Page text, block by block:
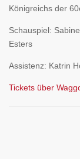
Königreichs der
Schauspiel:
Esters
Assistenz: Katrin
Tickets über